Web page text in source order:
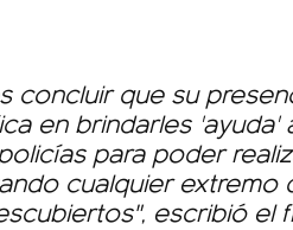
concluir que su
en brindarles 'ayuda'
para poder
cualquier extremo
escribió el